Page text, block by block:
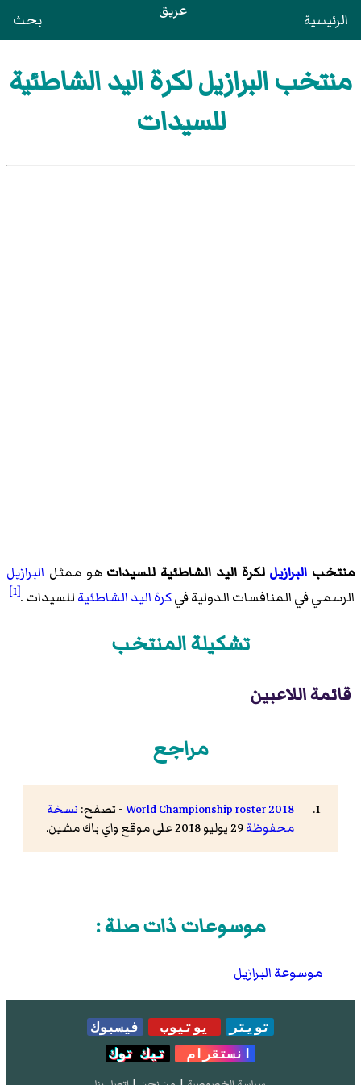
الرئيسية عريق بحث
منتخب البرازيل لكرة اليد الشاطئية
للسيدات
منتخب البرازيل لكرة اليد الشاطئية للسيدات هو ممثل البرازيل
الرسمي في المنافسات الدولية فيكرة اليد الشاطئيةللسيدات .[1]
تشكيلة المنتخب
قائمة اللاعبين
مراجع
2018 World Championship roster - تصفح: نسخة
محفوظة
موسوعات ذات صلة :
موسوعة البرازيل
تويتر يوتيوب
فيسبوك
انستقرام
تيك توك